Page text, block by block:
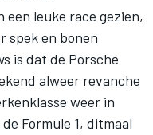
leuke race gezien,
spek en bonen
is dat de Porsche
alweer revanche
weer in
Formule 1, ditmaal